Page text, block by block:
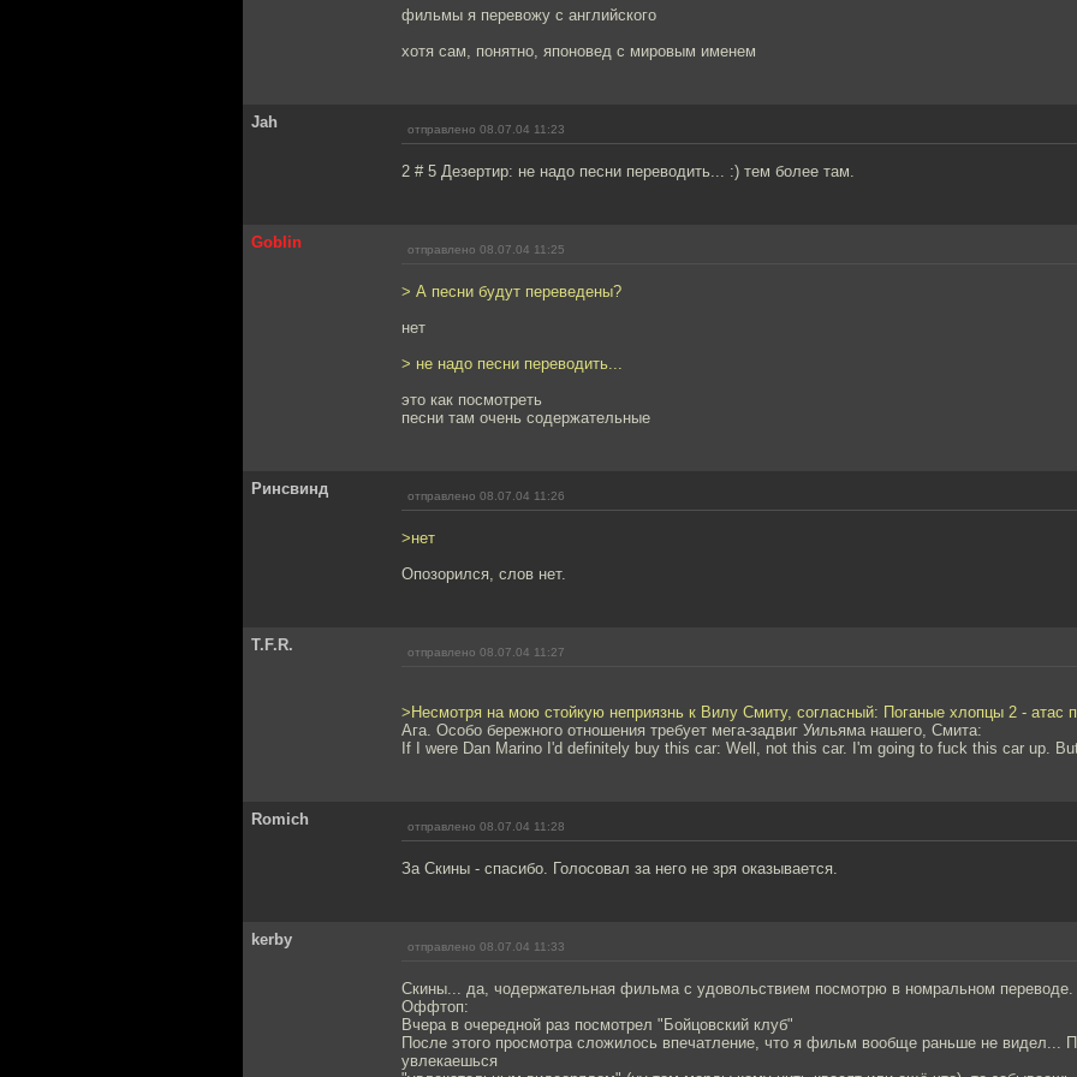
фильмы я перевожу с английского
хотя сам, понятно, японовед с мировым именем
Jah отправлено 08.07.04 11:23
2 # 5 Дезертир: не надо песни переводить... :) тем более там.
Goblin отправлено 08.07.04 11:25
> А песни будут переведены?
нет
> не надо песни переводить...
это как посмотреть
песни там очень содержательные
Ринсвинд отправлено 08.07.04 11:26
>нет
Опозорился, слов нет.
T.F.R. отправлено 08.07.04 11:27
>Несмотря на мою стойкую неприязнь к Вилу Смиту, согласный: Поганые хлопцы 2 - атас
Ага. Особо бережного отношения требует мега-задвиг Уильяма нашего, Смита:
If I were Dan Marino I'd definitely buy this car: Well, not this car. I'm going to fuck this car up.
Romich отправлено 08.07.04 11:28
За Скины - спасибо. Голосовал за него не зря оказывается.
kerby отправлено 08.07.04 11:33
Скины... да, чодержательная фильма с удовольствием посмотрю в номральном переводе.
Оффтоп:
Вчера в очередной раз посмотрел "Бойцовский клуб"
После этого просмотра сложилось впечатление, что я фильм вообще раньше не видел...
увлекаешься